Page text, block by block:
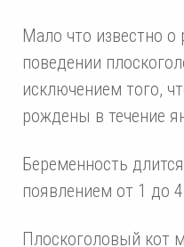
Мало что известно о
поведении
исключением того,
рождены в течение
Беременность
появлением от 1 до
Плоскоголовый кот